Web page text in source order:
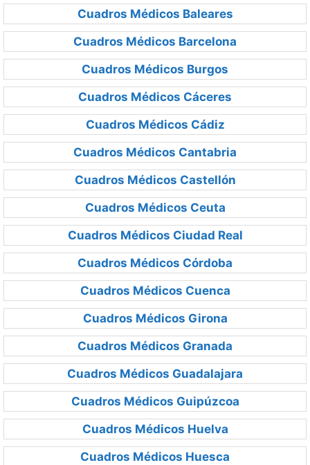
Cuadros Médicos Baleares
Cuadros Médicos Barcelona
Cuadros Médicos Burgos
Cuadros Médicos Cáceres
Cuadros Médicos Cádiz
Cuadros Médicos Cantabria
Cuadros Médicos Castellón
Cuadros Médicos Ceuta
Cuadros Médicos Ciudad Real
Cuadros Médicos Córdoba
Cuadros Médicos Cuenca
Cuadros Médicos Girona
Cuadros Médicos Granada
Cuadros Médicos Guadalajara
Cuadros Médicos Guipúzcoa
Cuadros Médicos Huelva
Cuadros Médicos Huesca